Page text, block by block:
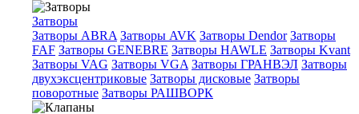
Затворы
Затворы ABRA Затворы AVK Затворы Dendor Затворы
FAF Затворы GENEBRE Затворы HAWLE Затворы Kvant
Затворы VAG Затворы VGA Затворы ГРАНВЭЛ Затворы
двухэксцентриковые Затворы дисковые Затворы
поворотные Затворы РАШВОРК